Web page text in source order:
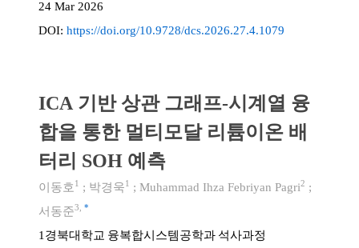
24 Mar 2026
DOI: https://doi.org/10.9728/dcs.2026.27.4.1079
ICA 기반 상관 그래프-시계열 융
합을 통한 멀티모달 리튬이온 배
터리 SOH 예측
이동호 1 ; 박경욱1 ; Muhammad Ihza Febriyan Pagri2 ;
서동준3 *
1 경북대학교 융복합시스템공학과 석사과정